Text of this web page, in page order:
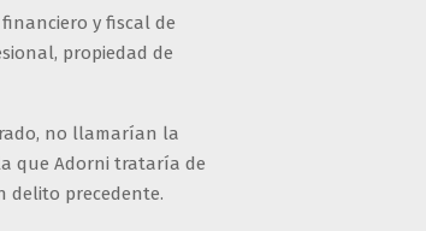
y fiscal de
propiedad de
no llamarían la
que Adorni trataría de
delito precedente.